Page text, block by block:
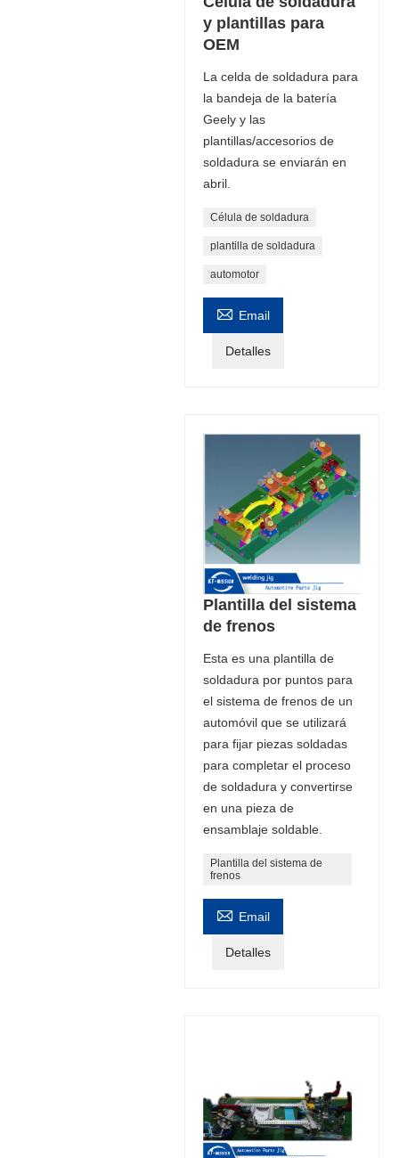
y plantillas para
OEM
La celda de soldadura para
la bandeja de la batería
Geely y las
plantillas/accesorios de
soldadura se enviarán en
abril.
Célula de soldadura
plantilla de soldadura
automotor
 Email
Detalles
Plantilla del sistema
de frenos
Esta es una plantilla de
soldadura por puntos para
el sistema de frenos de un
automóvil que se utilizará
para fijar piezas soldadas
para completar el proceso
de soldadura y convertirse
en una pieza de
ensamblaje soldable.
Plantilla del sistema de
frenos
 Email
Detalles